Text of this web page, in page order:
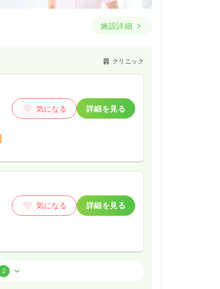
施設詳細
クリニック
気になる 詳細を見る
気になる 詳細を見る
2